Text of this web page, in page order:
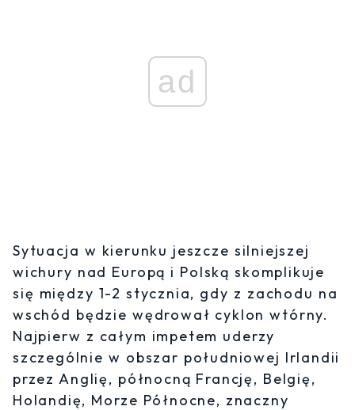
ad
Sytuacja w kierunku jeszcze silniejszej
wichury nad Europą i Polską skomplikuje
się między 1-2 stycznia, gdy z zachodu na
wschód będzie wędrował cyklon wtórny.
Najpierw z całym impetem uderzy
szczególnie w obszar południowej Irlandii
przez Anglię, północną Francję, Belgię,
Holandię, Morze Północne, znaczny